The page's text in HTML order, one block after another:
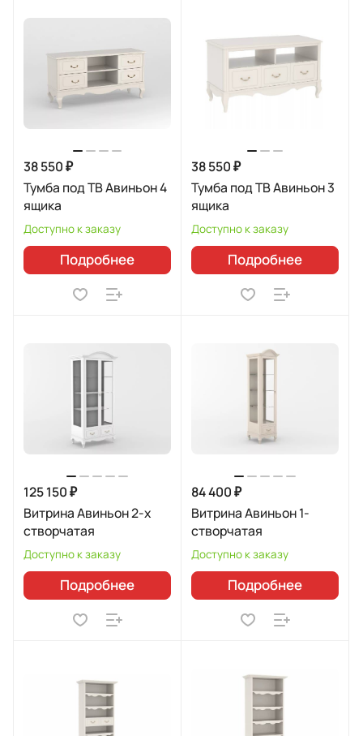
38 550 ₽
Тумба под ТВ Авиньон 4
ящика
Доступно к заказу
Подробнее
38 550 ₽
Тумба под ТВ Авиньон 3
ящика
Доступно к заказу
Подробнее
125 150 ₽
Витрина Авиньон 2-х
створчатая
Доступно к заказу
Подробнее
84 400 ₽
Витрина Авиньон 1-
створчатая
Доступно к заказу
Подробнее